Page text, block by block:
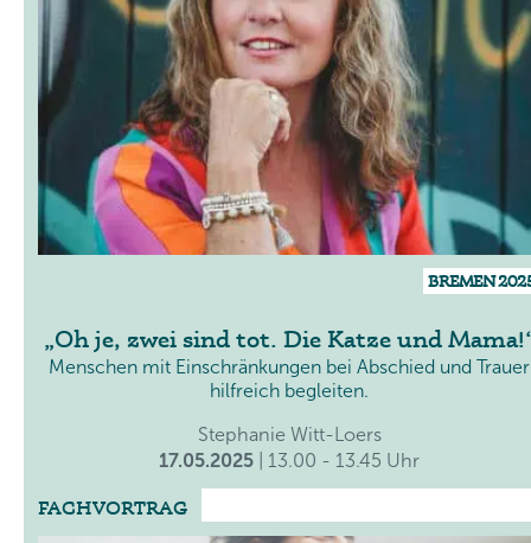
BREMEN
Oh je, zwei sind tot. Die Katze und Mama!
Menschen mit Einschränkungen bei Abschied und Trauer
hilfreich begleiten.
Stephanie Witt-Loers
17.05.2025
| 13.00 - 13.45 Uhr
FACHVORTRAG